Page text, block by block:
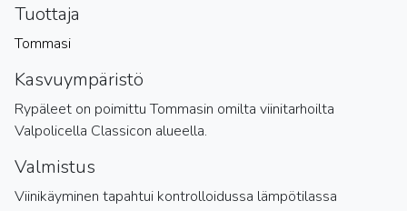
Tuottaja
Tommasi
Kasvuympäristö
Rypäleet on poimittu Tommasin omilta viinitarhoilta
Valpolicella Classicon alueella.
Valmistus
Viinikäyminen tapahtui kontrolloidussa lämpötilassa